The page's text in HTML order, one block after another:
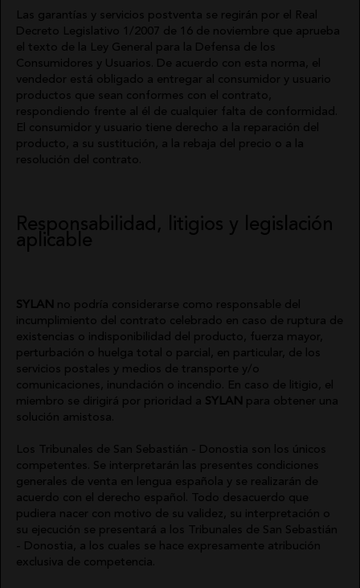
Las garantías y servicios postventa se regirán por el Real
Decreto Legislativo 1/2007 de 16 de noviembre que aprueba
el texto de la Ley General para la Defensa de los
Consumidores y Usuarios. De acuerdo con esta norma, el
vendedor está obligado a entregar al consumidor y usuario
productos que sean conformes con el contrato,
respondiendo frente al él de cualquier falta de conformidad.
El consumidor y usuario tiene derecho a la reparación del
producto, a su sustitución, a la rebaja del precio o a la
resolución del contrato.
Responsabilidad, litigios y legislación
aplicable
SYLAN no podría considerarse como responsable del
incumplimiento del contrato celebrado en caso de ruptura de
existencias o indisponibilidad del producto, fuerza mayor,
perturbación o huelga total o parcial, en particular, de los
servicios postales y medios de transporte y/o
comunicaciones, inundación o incendio. En caso de litigio, el
miembro se dirigirá por prioridad a SYLAN para obtener una
solución amistosa.
Los Tribunales de San Sebastián - Donostia son los únicos
competentes. Se interpretarán las presentes condiciones
generales de venta en lengua española y se realizarán de
acuerdo con el derecho español. Todo desacuerdo que
pudiera nacer con motivo de su validez, su interpretación o
su ejecución se presentará a los Tribunales de San Sebastián
- Donostia, a los cuales se hace expresamente atribución
exclusiva de competencia.